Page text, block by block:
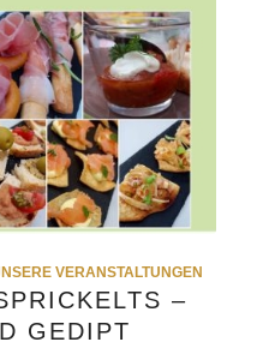
VERANSTALTUNGEN
–
GEDIPT